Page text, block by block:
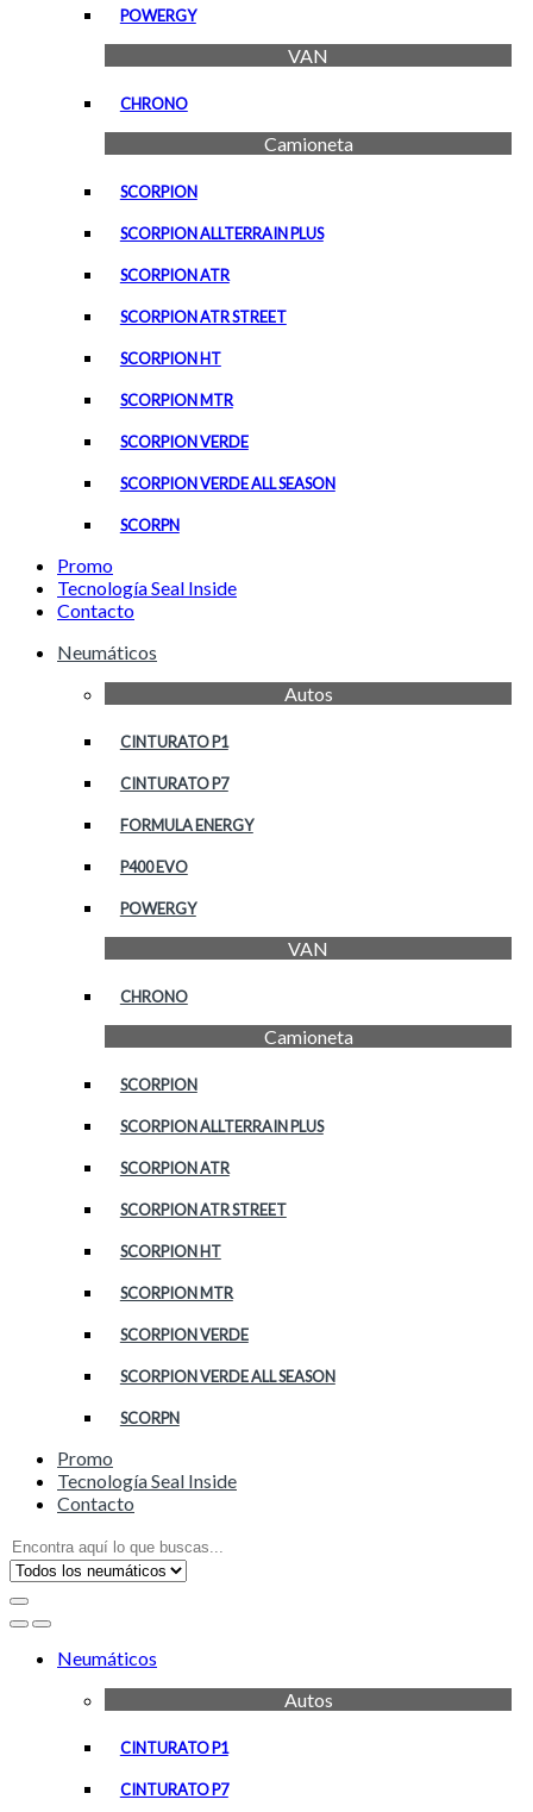
POWERGY
VAN
CHRONO
Camioneta
SCORPION
SCORPION ALLTERRAIN PLUS
SCORPION ATR
SCORPION ATR STREET
SCORPION HT
SCORPION MTR
SCORPION VERDE
SCORPION VERDE ALL SEASON
SCORPN
Promo
Tecnología Seal Inside
Contacto
Neumáticos
Autos
CINTURATO P1
CINTURATO P7
FORMULA ENERGY
P400 EVO
POWERGY
VAN
CHRONO
Camioneta
SCORPION
SCORPION ALLTERRAIN PLUS
SCORPION ATR
SCORPION ATR STREET
SCORPION HT
SCORPION MTR
SCORPION VERDE
SCORPION VERDE ALL SEASON
SCORPN
Promo
Tecnología Seal Inside
Contacto
Search
for:
OpenClose
Neumáticos
Autos
CINTURATO P1
CINTURATO P7